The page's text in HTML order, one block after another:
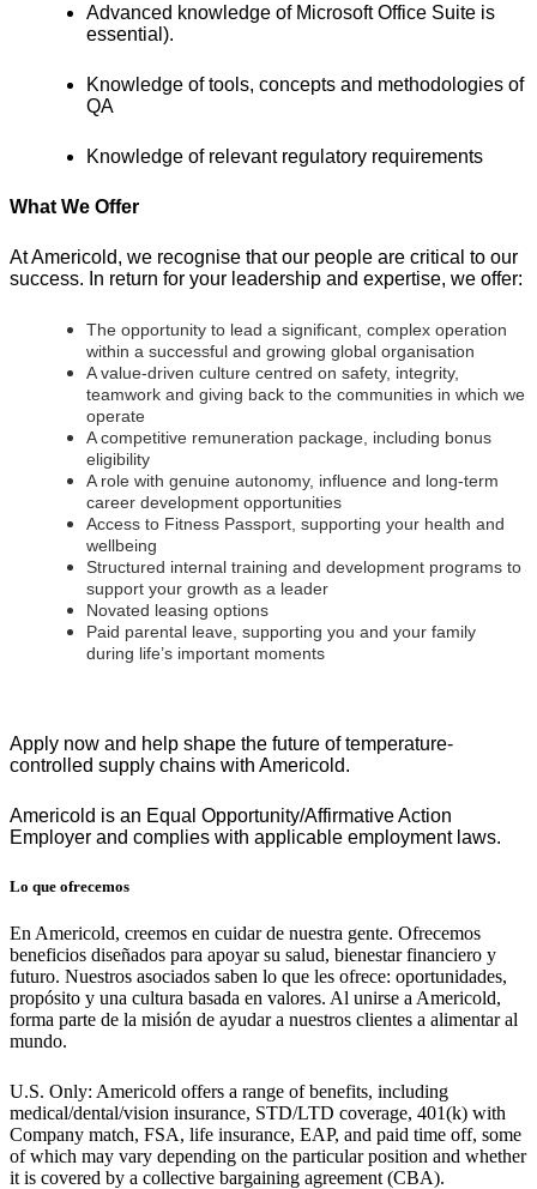
Advanced knowledge of Microsoft Office Suite is
essential).
Knowledge of tools, concepts and methodologies of
QA
Knowledge of relevant regulatory requirements
What We Offer
At Americold, we recognise that our people are critical to our
success. In return for your leadership and expertise, we offer:
The opportunity to lead a significant, complex operation
within a successful and growing global organisation
A value-driven culture centred on safety, integrity,
teamwork and giving back to the communities in which we
operate
A competitive remuneration package, including bonus
eligibility
A role with genuine autonomy, influence and long-term
career development opportunities
Access to Fitness Passport, supporting your health and
wellbeing
Structured internal training and development programs to
support your growth as a leader
Novated leasing options
Paid parental leave, supporting you and your family
during life’s important moments
Apply now and help shape the future of temperature-
controlled supply chains with Americold.
Americold is an Equal Opportunity/Affirmative Action
Employer and complies with applicable employment laws.
Lo que ofrecemos
En Americold, creemos en cuidar de nuestra gente. Ofrecemos
beneficios diseñados para apoyar su salud, bienestar financiero y
futuro. Nuestros asociados saben lo que les ofrece: oportunidades,
propósito y una cultura basada en valores. Al unirse a Americold,
forma parte de la misión de ayudar a nuestros clientes a alimentar al
mundo.
U.S. Only: Americold offers a range of benefits, including
medical/dental/vision insurance, STD/LTD coverage, 401(k) with
Company match, FSA, life insurance, EAP, and paid time off, some
of which may vary depending on the particular position and whether
it is covered by a collective bargaining agreement (CBA).